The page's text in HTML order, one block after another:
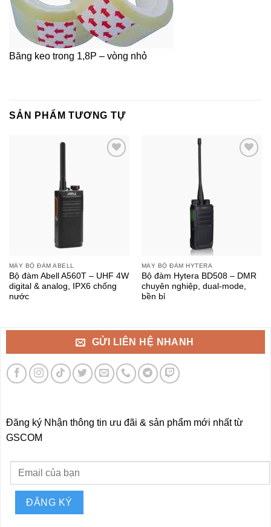
Băng keo trong 1,8P – vòng nhỏ
SẢN PHẨM TƯƠNG TỰ
MÁY BỘ ĐÀM ABELL
Bộ đàm Abell A560T – UHF 4W
digital & analog, IPX6 chống
nước
MÁY BỘ ĐÀM HYTERA
Bộ đàm Hytera BD508 – DMR
chuyên nghiệp, dual-mode,
bền bỉ
GỬI LIÊN HỆ NHANH
Đăng ký Nhận thông tin ưu đãi & sản phẩm mới nhất từ
GSCOM